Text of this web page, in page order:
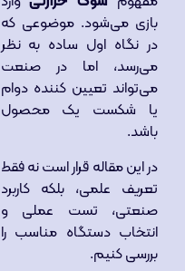
بازی می‌شود. موضوعی که
در نگاه اول ساده به نظر
می‌رسد، اما در صنعت
می‌تواند تعیین کننده دوام
یا شکست یک محصول
باشد.
در این مقاله قرار است نه فقط
تعریف علمی، بلکه کاربرد
صنعتی، تست عملی و
انتخاب دستگاه مناسب را
بررسی کنیم.